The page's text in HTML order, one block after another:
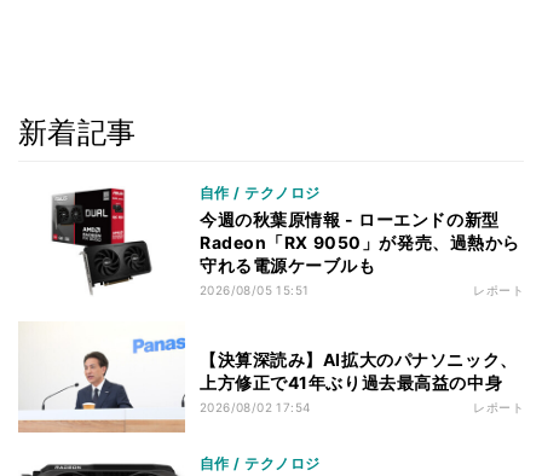
新着記事
自作 / テクノロジ
今週の秋葉原情報 - ローエンドの新型
Radeon「RX 9050」が発売、過熱から
守れる電源ケーブルも
2026/08/05 15:51 レポート
【決算深読み】AI拡大のパナソニック、
上方修正で41年ぶり過去最高益の中身
2026/08/02 17:54 レポート
自作 / テクノロジ